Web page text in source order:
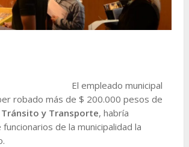
El empleado municipal
robado más de $ 200.000 pesos de
y Transporte, habría
de la municipalidad la